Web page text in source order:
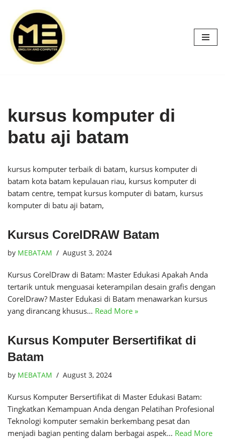
Skip
to
content
kursus komputer di
batu aji batam
kursus komputer terbaik di batam, kursus komputer di
batam kota batam kepulauan riau, kursus komputer di
batam centre, tempat kursus komputer di batam, kursus
komputer di batu aji batam,
Kursus CorelDRAW Batam
by MEBATAM August 3, 2024
Kursus CorelDraw di Batam: Master Edukasi Apakah Anda
tertarik untuk menguasai keterampilan desain grafis dengan
CorelDraw? Master Edukasi di Batam menawarkan kursus
yang dirancang khusus… Read More »
Kursus Komputer Bersertifikat di
Batam
by MEBATAM August 3, 2024
Kursus Komputer Bersertifikat di Master Edukasi Batam:
Tingkatkan Kemampuan Anda dengan Pelatihan Profesional
Teknologi komputer semakin berkembang pesat dan
menjadi bagian penting dalam berbagai aspek… Read More